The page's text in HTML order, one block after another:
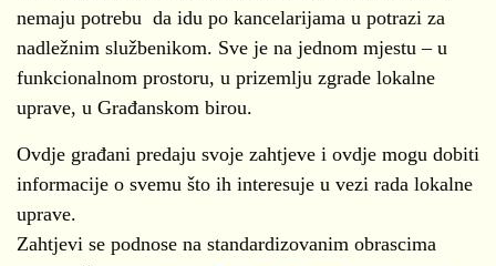
nemaju potrebu da idu po kancelarijama u potrazi za
nadležnim službenikom. Sve je na jednom mjestu – u
funkcionalnom prostoru, u prizemlju zgrade lokalne
uprave, u Građanskom birou.
Ovdje građani predaju svoje zahtjeve i ovdje mogu dobiti
informacije o svemu što ih interesuje u vezi rada lokalne
uprave.
Zahtjevi se podnose na standardizovanim obrascima